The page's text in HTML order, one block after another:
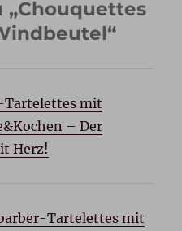
„Chouquettes
mit
– Der
Herz!
Tartelettes mit